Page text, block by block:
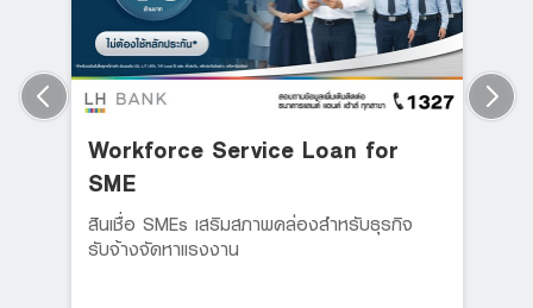
Workforce Service Loan for
SME
สินเชื่อ SMEs เสริมสภาพคล่องสำหรับธุรกิจ
รับจ้างจัดหาแรงงาน